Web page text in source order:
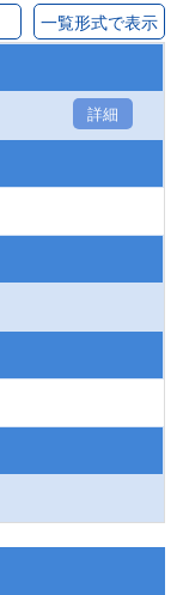
一覧形式で表示
詳細